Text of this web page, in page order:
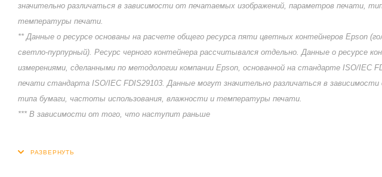
значительно различаться в зависимости от печатаемых изображений, параметров печати,
температуры печати.
** Данные о ресурсе основаны на расчете общего ресурса пяти цветных контейнеров Epson
светло-пурпурный). Ресурс черного контейнера рассчитывался отдельно. Данные о ресурсе
измерениями, сделанными по методологии компании Epson, основанной на стандарте ISO/IEC
печати стандарта ISO/IEC FDIS29103. Данные могут значительно различаться в
типа бумаги, частоты использования, влажности и температуры печати.
*** В зависимости от того, что наступит раньше